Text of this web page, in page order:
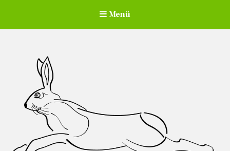
Menü